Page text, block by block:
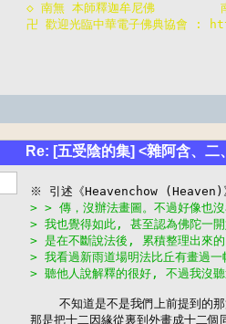
◇ 南無 本師釋迦牟尼佛         南
卍 歡迎光臨中華電子佛典協會
Re: [五受陰的集] <雜阿含、二
> > 傳，沒辦法畫圖。不過好像也
> 我也覺得如此, 甚至認為佛陀一
> 是在不斷說法後, 累積整理出來
> 我看過新雨道場明法比丘有畫過
> 聽他人說解釋的很好, 不過我沒
不知道是不是我們上前提到的
那是把十二因緣從裏到外畫成十二個